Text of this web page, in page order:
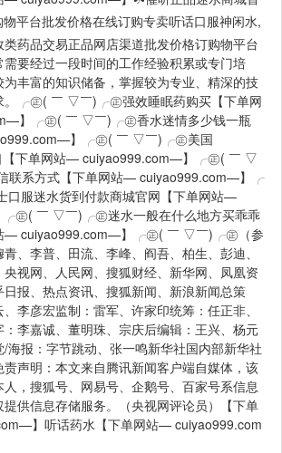
平台批发价格在线订购专卖听话口服神闲水,
药品交易正品网店渠道批发价格订购物平台
要经过一段时间的工作经验积累或专门培
丰富的知识储备，掌握较为专业、精深的技
。╭㊣( ￣ ▽￣)╭㊣强效睡眠药购买【下单网
】╭㊣( ￣ ▽￣)╭㊣香水迷情多少钱一瓶
】╭㊣( ￣ ▽￣)╭㊣美国
【下单网站— cuiyao999.com—】╭㊣( ￣ ▽
联系方式【下单网站— cuiyao999.com—】╭
服迷水货到付款商城官网【下单网站—
㊣( ￣ ▽￣)╭㊣迷水一般在什么地方买乖乖
— cuiyao999.com—】╭㊣( ￣ ▽￣)╭㊣（参
、李普、田流、李峰、阎吾、柏生、彭迪、
视网、人民网、搜狐财经、新华网、凤凰资
报、热点资讯、搜狐新闻、新浪新闻总策
李彦宏监制：雷军、许家印统筹：任正非、
李嘉诚、董明珠、宗庆后编辑：王兴、杨元
海报：字节跳动、张一鸣新华社国内部新华社
声明：本文来自腾讯新闻客户端自媒体，该
，搜狐号、网易号、企鹅号、百家号系信息
供信息存储服务。（央视网评论员）【下单
】听话药水【下单网站— cuiyao999.com